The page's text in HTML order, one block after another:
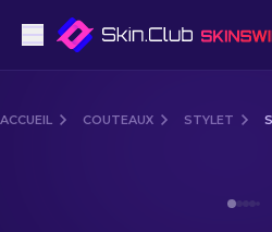
ACCUEIL COUTEAUX STYLET